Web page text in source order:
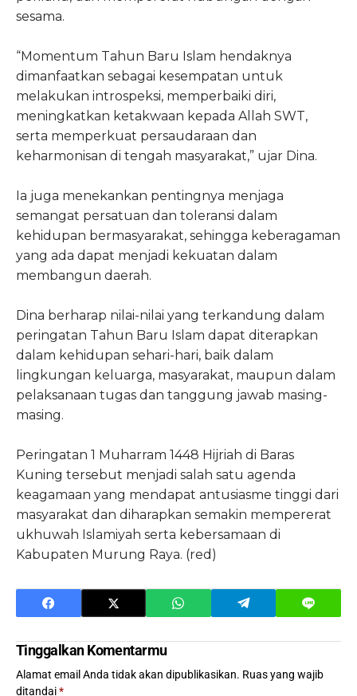
sesama.
“Momentum Tahun Baru Islam hendaknya
dimanfaatkan sebagai kesempatan untuk
melakukan introspeksi, memperbaiki diri,
meningkatkan ketakwaan kepada Allah SWT,
serta memperkuat persaudaraan dan
keharmonisan di tengah masyarakat,” ujar Dina.
Ia juga menekankan pentingnya menjaga
semangat persatuan dan toleransi dalam
kehidupan bermasyarakat, sehingga keberagaman
yang ada dapat menjadi kekuatan dalam
membangun daerah.
Dina berharap nilai-nilai yang terkandung dalam
peringatan Tahun Baru Islam dapat diterapkan
dalam kehidupan sehari-hari, baik dalam
lingkungan keluarga, masyarakat, maupun dalam
pelaksanaan tugas dan tanggung jawab masing-
masing.
Peringatan 1 Muharram 1448 Hijriah di Baras
Kuning tersebut menjadi salah satu agenda
keagamaan yang mendapat antusiasme tinggi dari
masyarakat dan diharapkan semakin mempererat
ukhuwah Islamiyah serta kebersamaan di
Kabupaten Murung Raya. (red)
Tinggalkan Komentarmu
Alamat email Anda tidak akan dipublikasikan. Ruas yang wajib
ditandai*